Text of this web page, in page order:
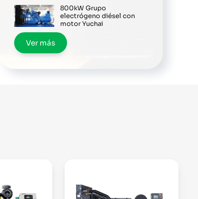
800kW Grupo
electrógeno diésel con
motor Yuchai
Ver más